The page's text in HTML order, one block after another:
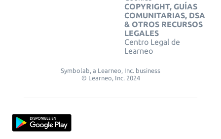
COPYRIGHT, GUÍAS
COMUNITARIAS, DSA
& OTROS RECURSOS
LEGALES
Centro Legal de
Learneo
Symbolab, a Learneo, Inc. business
© Learneo, Inc. 2024